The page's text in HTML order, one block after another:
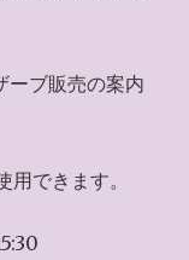
ーブ販売の案内
用できます。